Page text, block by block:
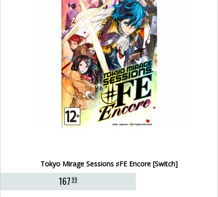
Tokyo Mirage Sessions ♯FE Encore [Switch]
16799